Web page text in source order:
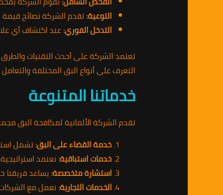
التوعية:تقدم الشركة نصائح قيمة
التدخل الفوري:عند اكتشاف أي
تعتمد الشركة على أحدث التقنيات والطرق
التعرف على أنواع البق المختلفة
خدماتنا المتنوعة
تقدم الشركة الألمانية لمكافحة البق
خدمة القضاء على البق:تشمل
خدمات استباقية: نعتمد
استشارة متخصصة: يساعد
الخدمات التجارية: نعمل مع